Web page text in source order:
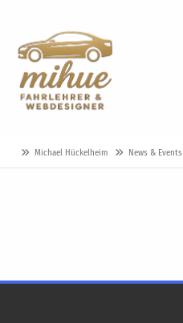
Michael Hückelheim News & Events